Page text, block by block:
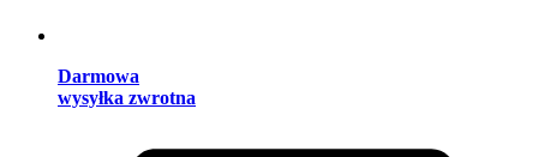
Darmowa
wysyłka zwrotna